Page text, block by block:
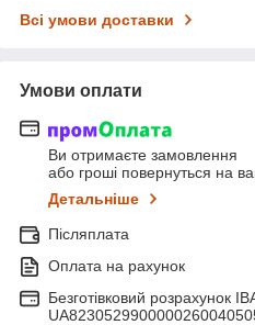
Всі умови доставки
Умови оплати
Ви отримаєте замовлення
або гроші повернуться на
Детальніше
Післяплата
Оплата на рахунок
Безготівковий розрахунок